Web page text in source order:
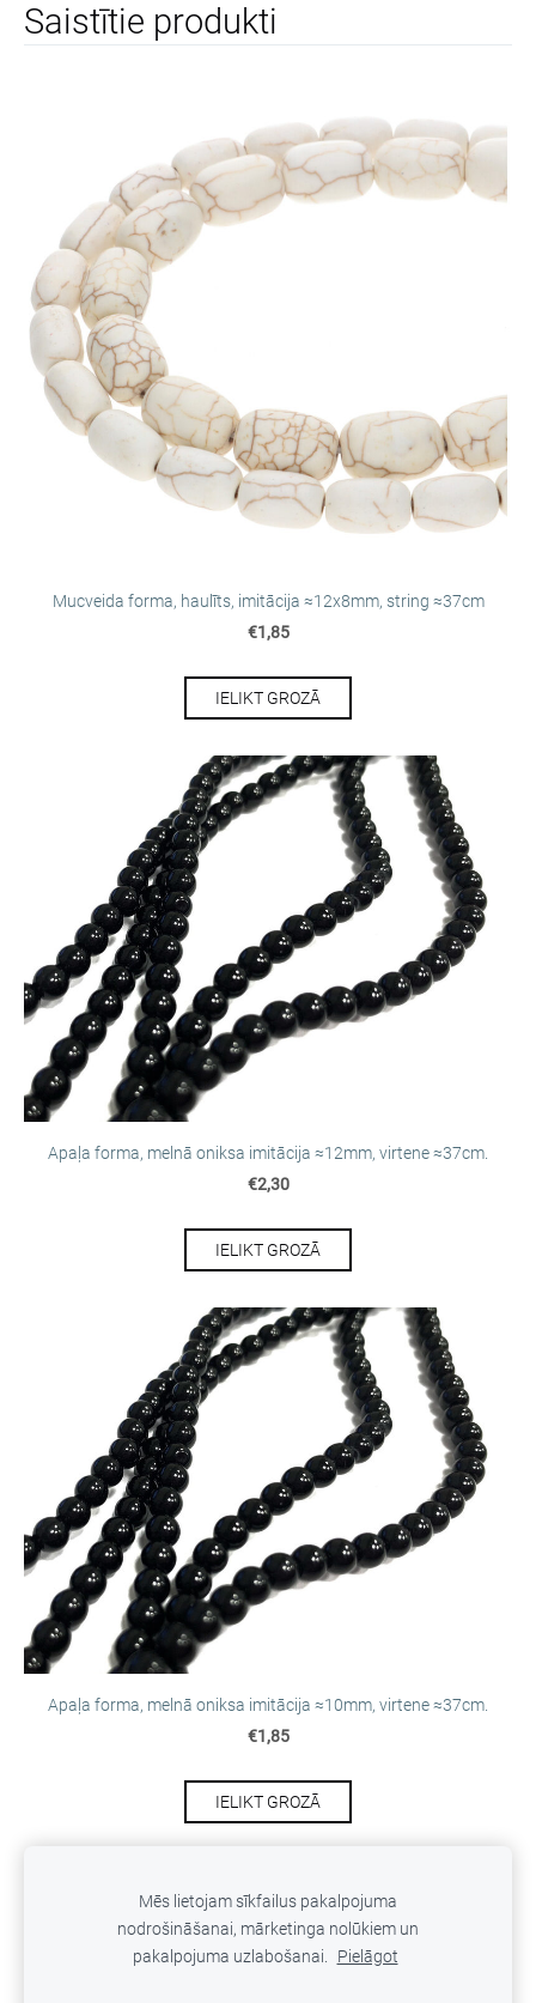
Saistītie produkti
Mucveida forma, haulīts, imitācija ≈12х8mm, string ≈37cm
€1,85
IELIKT GROZĀ
Apaļa forma, melnā oniksa imitācija ≈12mm, virtene ≈37cm.
€2,30
IELIKT GROZĀ
Apaļa forma, melnā oniksa imitācija ≈10mm, virtene ≈37cm.
€1,85
IELIKT GROZĀ
SĪKDATNES
Mēs lietojam sīkfailus pakalpojuma
nodrošināšanai, mārketinga nolūkiem un
pakalpojuma uzlabošanai. Pielāgot